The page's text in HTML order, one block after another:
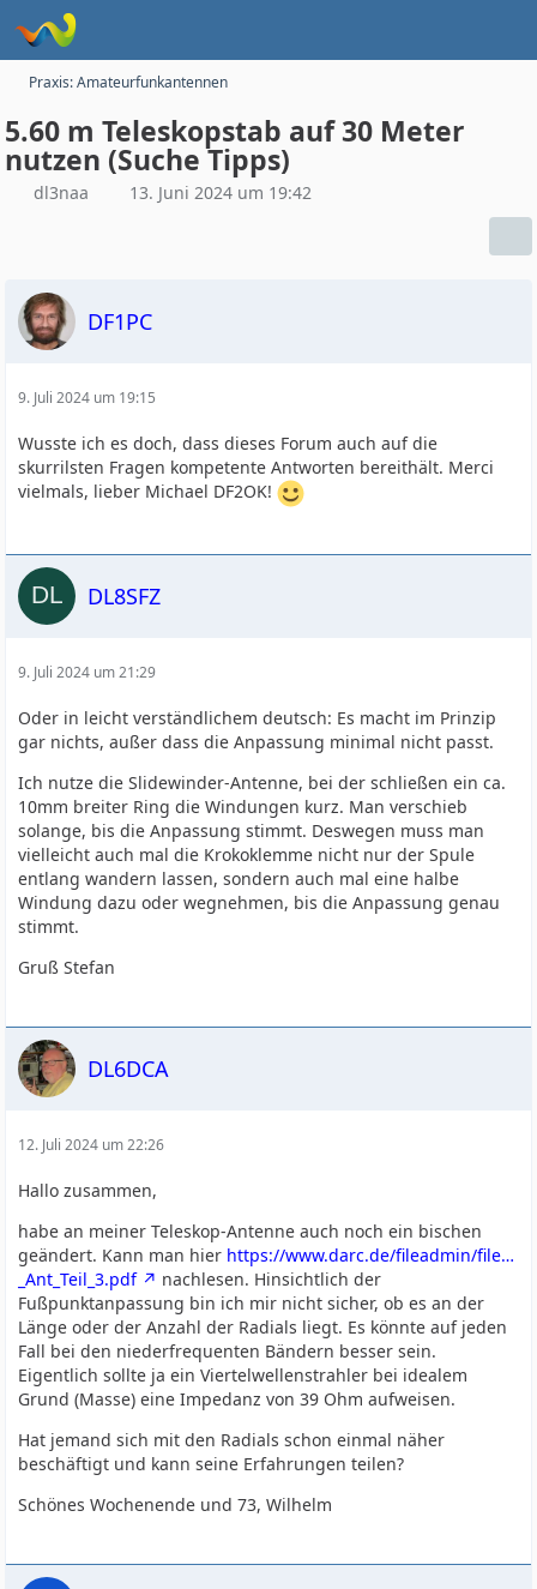
Praxis: Amateurfunkantennen
5.60 m Teleskopstab auf 30 Meter
nutzen (Suche Tipps)
dl3naa 13. Juni 2024 um 19:42
DF1PC
9. Juli 2024 um 19:15
Wusste ich es doch, dass dieses Forum auch auf die
skurrilsten Fragen kompetente Antworten bereithält. Merci
vielmals, lieber Michael DF2OK!
DL8SFZ
9. Juli 2024 um 21:29
Oder in leicht verständlichem deutsch: Es macht im Prinzip
gar nichts, außer dass die Anpassung minimal nicht passt.
Ich nutze die Slidewinder-Antenne, bei der schließen ein ca.
10mm breiter Ring die Windungen kurz. Man verschieb
solange, bis die Anpassung stimmt. Deswegen muss man
vielleicht auch mal die Krokoklemme nicht nur der Spule
entlang wandern lassen, sondern auch mal eine halbe
Windung dazu oder wegnehmen, bis die Anpassung genau
stimmt.
Gruß Stefan
DL6DCA
12. Juli 2024 um 22:26
Hallo zusammen,
habe an meiner Teleskop-Antenne auch noch ein bischen
geändert. Kann man hier https://www.darc.de/fileadmin/file…
_Ant_Teil_3.pdf
nachlesen. Hinsichtlich der
Fußpunktanpassung bin ich mir nicht sicher, ob es an der
Länge oder der Anzahl der Radials liegt. Es könnte auf jeden
Fall bei den niederfrequenten Bändern besser sein.
Eigentlich sollte ja ein Viertelwellenstrahler bei idealem
Grund (Masse) eine Impedanz von 39 Ohm aufweisen.
Hat jemand sich mit den Radials schon einmal näher
beschäftigt und kann seine Erfahrungen teilen?
Schönes Wochenende und 73, Wilhelm